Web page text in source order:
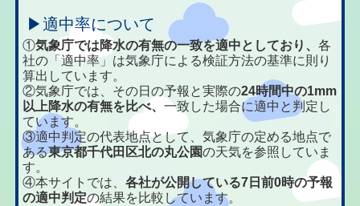
▶適中率について
①気象庁では降水の有無の一致を適中としており、各
社の「適中率」は気象庁による検証方法の基準に則り
算出しています。
②気象庁では、その日の予報と実際の24時間中の1mm
以上降水の有無を比べ、一致した場合に適中と判定し
ています。
③適中判定の代表地点として、気象庁の定める地点で
ある東京都千代田区北の丸公園の天気を参照していま
す。
④本サイトでは、各社が公開している7日前0時の予報
の適中判定の結果を比較しています。